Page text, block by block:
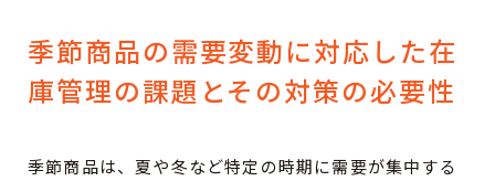
季節商品の需要変動に対応した在
庫管理の課題とその対策の必要性
季節商品は、夏や冬など特定の時期に需要が集中する